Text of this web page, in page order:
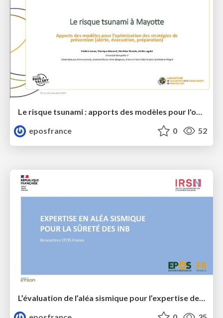
Le risque tsunami : apports des modèles pour l'optimisation des stratégies de prévention à Mayotte
eposfrance
0 52
L’évaluation de l’aléa sismique pour l’expertise de sûreté des installations nucléaires de base